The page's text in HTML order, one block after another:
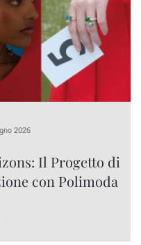
2026
Il Progetto di
con Polimoda